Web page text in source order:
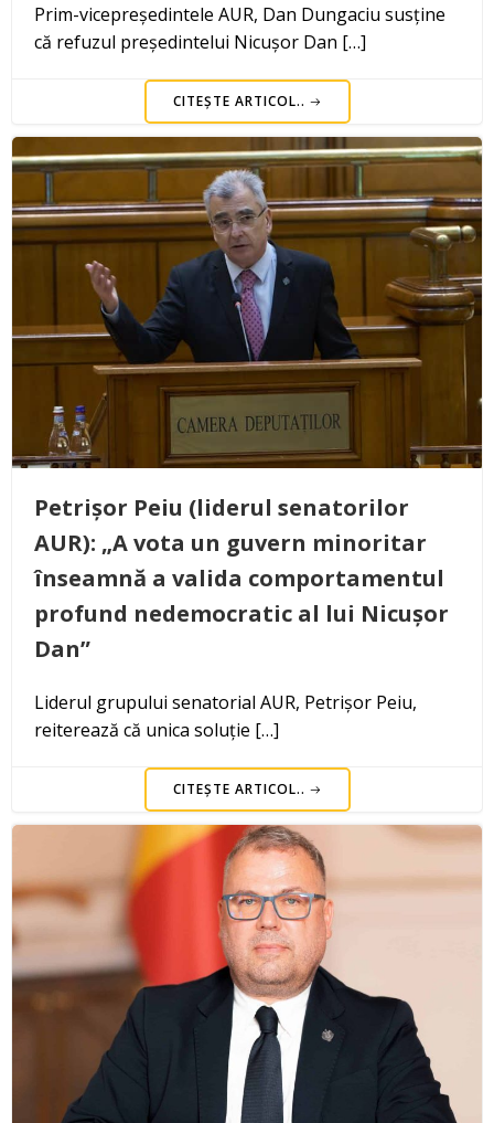
Prim-vicepreședintele AUR, Dan Dungaciu susține
că refuzul președintelui Nicușor Dan […]
CITEȘTE ARTICOL..
Petrișor Peiu (liderul senatorilor
AUR): „A vota un guvern minoritar
înseamnă a valida comportamentul
profund nedemocratic al lui Nicușor
Dan”
Liderul grupului senatorial AUR, Petrișor Peiu,
reiterează că unica soluție […]
CITEȘTE ARTICOL..